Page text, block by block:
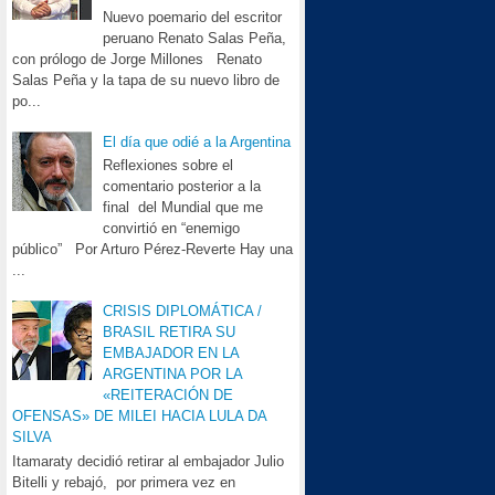
Nuevo poemario del escritor
peruano Renato Salas Peña,
con prólogo de Jorge Millones Renato
Salas Peña y la tapa de su nuevo libro de
po...
El día que odié a la Argentina
Reflexiones sobre el
comentario posterior a la
final del Mundial que me
convirtió en “enemigo
público” Por Arturo Pérez-Reverte Hay una
...
CRISIS DIPLOMÁTICA /
BRASIL RETIRA SU
EMBAJADOR EN LA
ARGENTINA POR LA
«REITERACIÓN DE
OFENSAS» DE MILEI HACIA LULA DA
SILVA
Itamaraty decidió retirar al embajador Julio
Bitelli y rebajó, por primera vez en